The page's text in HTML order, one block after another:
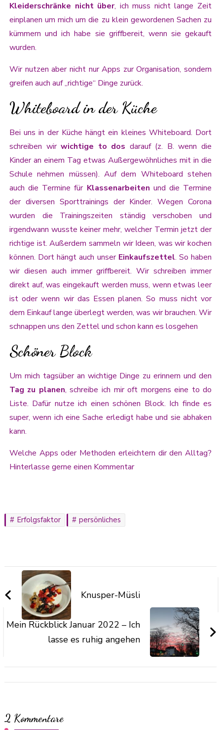
Kleiderschränke nicht über, ich muss nicht lange Zeit
einplanen um mich um die zu klein gewordenen Sachen zu
kümmern und ich habe sie griffbereit, wenn sie gekauft
wurden.
Wir nutzen aber nicht nur Apps zur Organisation, sondern
greifen auch auf „richtige“ Dinge zurück.
Whiteboard in der Küche
Bei uns in der Küche hängt ein kleines Whiteboard. Dort
schreiben wirwichtige to dos darauf (z. B. wenn die
Kinder an einem Tag etwas Außergewöhnliches mit in die
Schule nehmen müssen). Auf dem Whiteboard stehen
auch die Termine für Klassenarbeiten und die Termine
der diversen Sporttrainings der Kinder. Wegen Corona
wurden die Trainingszeiten ständig verschoben und
irgendwann wusste keiner mehr, welcher Termin jetzt der
richtige ist. Außerdem sammeln wir Ideen, was wir kochen
können. Dort hängt auch unser Einkaufszettel. So haben
wir diesen auch immer griffbereit. Wir schreiben immer
direkt auf, was eingekauft werden muss, wenn etwas leer
ist oder wenn wir das Essen planen. So muss nicht vor
dem Einkauf lange überlegt werden, was wir brauchen. Wir
schnappen uns den Zettel und schon kann es losgehen
Schöner Block
Um mich tagsüber an wichtige Dinge zu erinnern und den
Tag zu planen, schreibe ich mir oft morgens eine to do
Liste. Dafür nutze ich einen schönen Block. Ich finde es
super, wenn ich eine Sache erledigt habe und sie abhaken
kann.
Welche Apps oder Methoden erleichtern dir den Alltag?
Hinterlasse gerne einen Kommentar
Erfolgsfaktor persönliches
Knusper-Müsli
Mein Rückblick Januar 2022 – Ich
lasse es ruhig angehen
2 Kommentare